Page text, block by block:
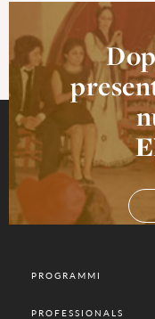
PROGRAMMI
PROFESSIONALS